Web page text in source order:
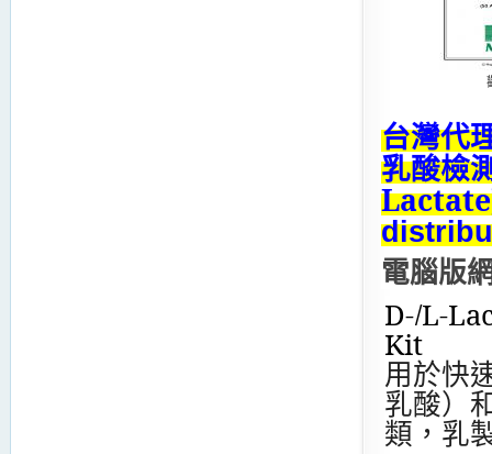
台灣代
乳酸檢
電腦版
D-/L-
Kit
用於快
乳酸）
類，乳